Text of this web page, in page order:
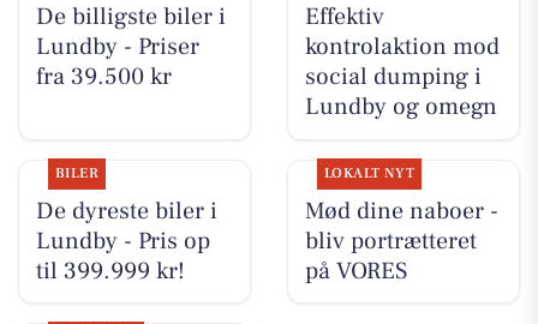
De billigste biler i
Lundby - Priser
fra 39.500 kr
Effektiv
kontrolaktion mod
social dumping i
Lundby og omegn
BILER
De dyreste biler i
Lundby - Pris op
til 399.999 kr!
LOKALT NYT
Mød dine naboer -
bliv portrætteret
på VORES